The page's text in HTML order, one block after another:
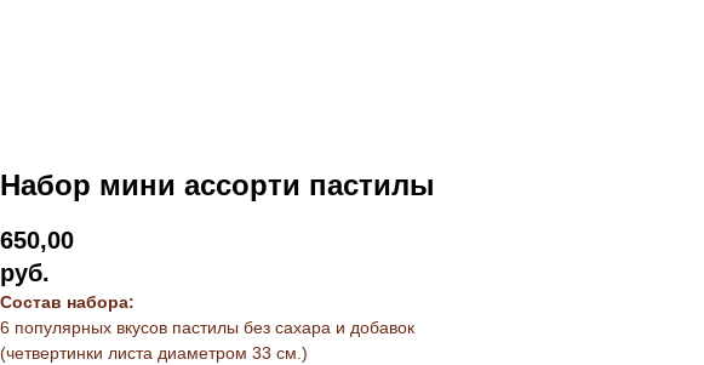
Набор мини ассорти пастилы
650,00
руб.
Состав набора:
6 популярных вкусов пастилы без сахара и добавок
(четвертинки листа диаметром 33 см.)